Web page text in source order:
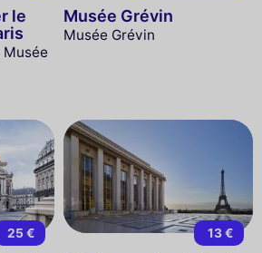
le
Musée Grévin
Musée Grévin
25 € 13 €